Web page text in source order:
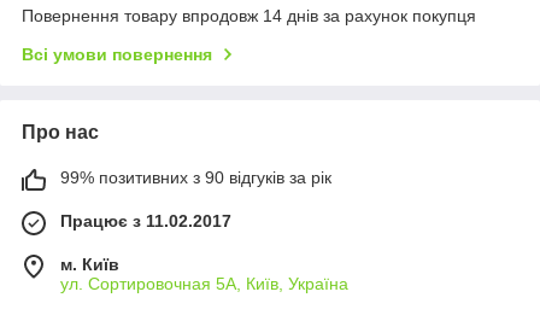
Повернення товару впродовж 14 днів за рахунок покупця
Всі умови повернення
Про нас
99% позитивних з 90 відгуків за рік
Працює з 11.02.2017
м. Київ
ул. Сортировочная 5А, Київ, Україна